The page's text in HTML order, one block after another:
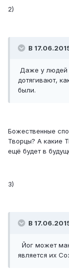
2)
В
Даже у людей
дотягивают,
были.
Божественные
Творцы? А какие
ещё будет в
3)
В
Йог может
является их